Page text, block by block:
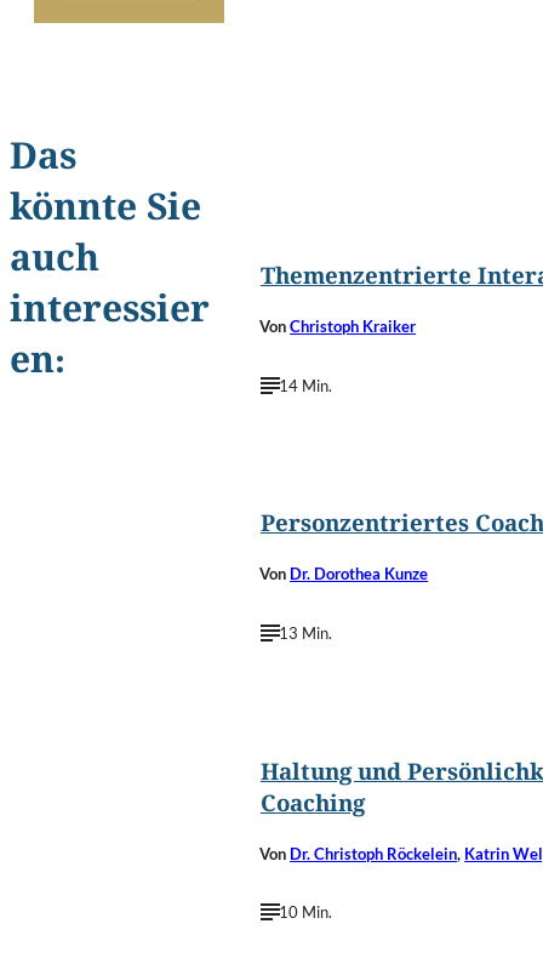
Das
könnte Sie
auch
interessier
en:
Themenzentrierte
VonChristoph Kraiker
14 Min.
Personzentriertes
Von Dr. Dorothea Kunze
13 Min.
Haltung und
Coaching
Von Dr. Christoph Röckelein, Katrin
10 Min.